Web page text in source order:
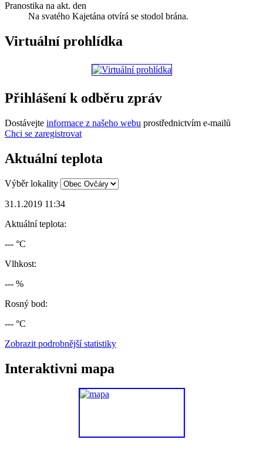
Pranostika na akt. den
Na svatého Kajetána otvírá se stodol brána.
Virtuální prohlídka
Přihlášení k odběru zpráv
Dostávejte informace z našeho webu prostřednictvím e-mailů
Chci se zaregistrovat
Aktuální teplota
Výběr lokality
31.1.2019 11:34
Aktuální teplota:
--- °C
Vlhkost:
--- %
Rosný bod:
--- °C
Zobrazit podrobnější statistiky
Interaktivni mapa